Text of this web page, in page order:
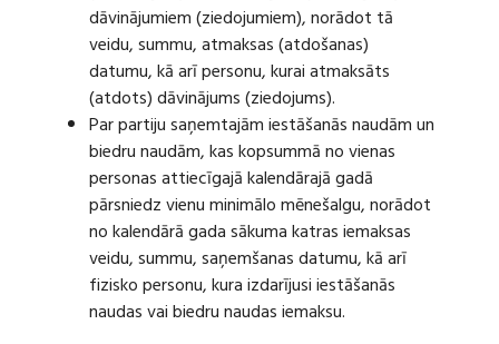
dāvinājumiem (ziedojumiem), norādot tā
veidu, summu, atmaksas (atdošanas)
datumu, kā arī personu, kurai atmaksāts
(atdots) dāvinājums (ziedojums).
Par partiju saņemtajām iestāšanās naudām un
biedru naudām, kas kopsummā no vienas
personas attiecīgajā kalendārajā gadā
pārsniedz vienu minimālo mēnešalgu, norādot
no kalendārā gada sākuma katras iemaksas
veidu, summu, saņemšanas datumu, kā arī
fizisko personu, kura izdarījusi iestāšanās
naudas vai biedru naudas iemaksu.